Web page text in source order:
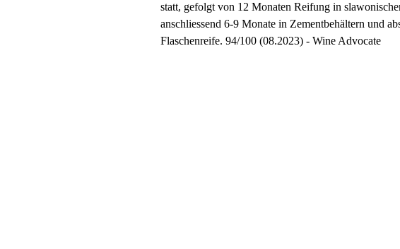
statt, gefolgt von 12 Monaten Reifung in
anschliessend 6-9 Monate in Zementbehältern und
Flaschenreife. 94/100 (08.2023) - Wine Advocate